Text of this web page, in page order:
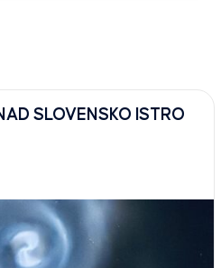
SLOVENSKO ISTRO